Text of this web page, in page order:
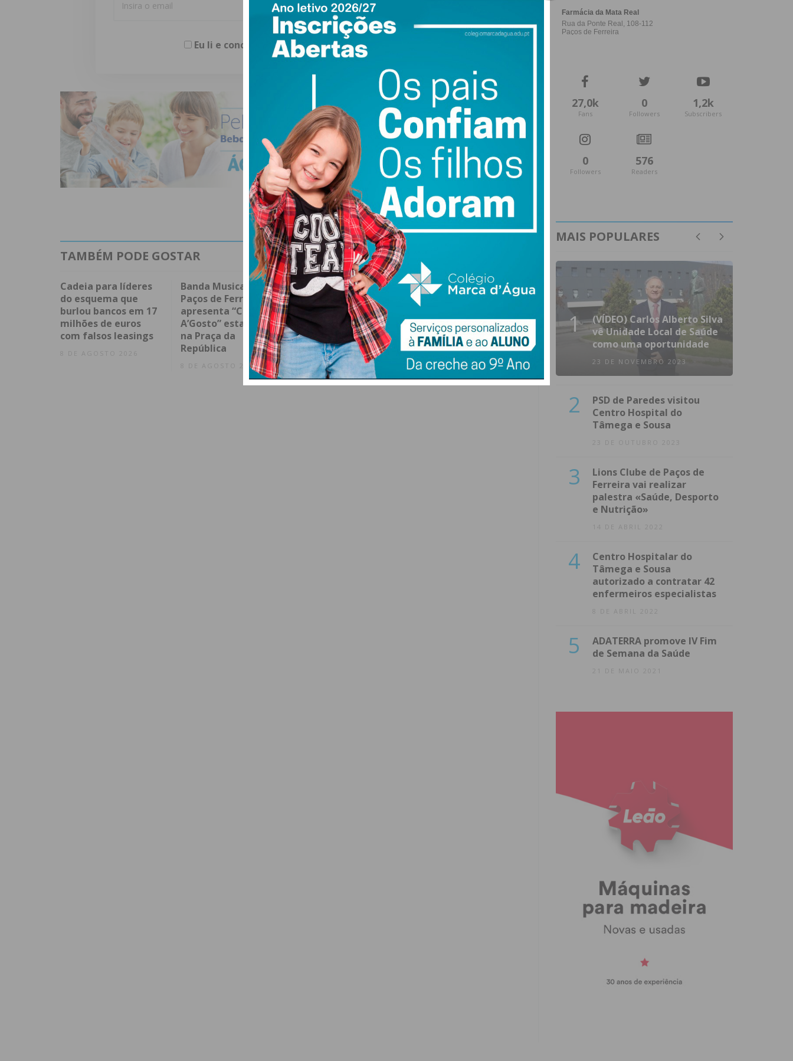
Eu li e concordo com ostermos e condições
TAMBÉM PODE GOSTAR
Cadeia para líderes
do esquema que
burlou bancos em 17
milhões de euros
com falsos leasings
8 DE AGOSTO 2026
Banda Musical de
Paços de Ferreira
apresenta “Concerto
A’Gosto” esta noite
na Praça da
República
8 DE AGOSTO 2026
Penafidelense José
Moreira vence
prémio da
combatividade na
dobradinha da
Tavfer
8 DE AGOSTO 2026
Penafiel abre
candidaturas a bolsa
de estudo para
alunos da
Universidade
Lusófona
8 DE AGOSTO 2026
27,0k
Fans
0
Followers
1,2k
Subscribers
0
Followers
576
Readers
MAIS POPULARES
1
(VÍDEO) Carlos Alberto Silva
vê Unidade Local de Saúde
como uma oportunidade
23 DE NOVEMBRO 2023
2
PSD de Paredes visitou
Centro Hospital do
Tâmega e Sousa
23 DE OUTUBRO 2023
3
Lions Clube de Paços de
Ferreira vai realizar
palestra «Saúde, Desporto
e Nutrição»
14 DE ABRIL 2022
4
Centro Hospitalar do
Tâmega e Sousa
autorizado a contratar 42
enfermeiros especialistas
8 DE ABRIL 2022
5
ADATERRA promove IV Fim
de Semana da Saúde
21 DE MAIO 2021